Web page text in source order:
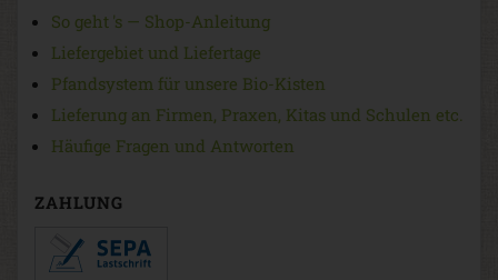
So geht 's — Shop-Anleitung
Liefergebiet und Liefertage
Pfandsystem für unsere Bio-Kisten
Lieferung an Firmen, Praxen, Kitas und Schulen etc.
Häufige Fragen und Antworten
ZAHLUNG